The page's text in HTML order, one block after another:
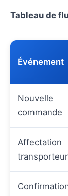
Tableau de
Événement
Nouvelle
commande
Affectation
transporteur